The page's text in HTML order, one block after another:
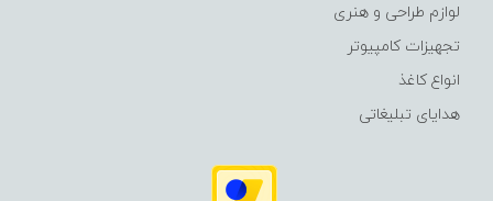
لوازم طراحی و هنری
تجهیزات کامپیوتر
انواع کاغذ
هدایای تبلیغاتی